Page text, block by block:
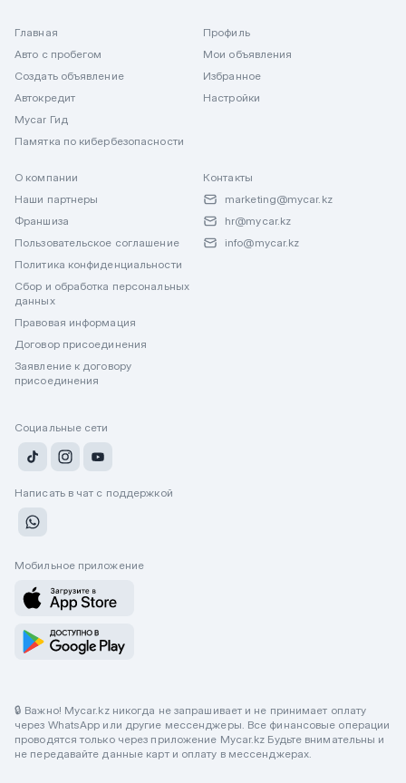
Главная
Авто с пробегом
Создать объявление
Автокредит
Mycar Гид
Памятка по кибербезопасности
Профиль
Мои объявления
Избранное
Настройки
О компании
Наши партнеры
Франшиза
Пользовательское соглашение
Политика конфиденциальности
Сбор и обработка персональных
данных
Правовая информация
Договор присоединения
Заявление к договору
присоединения
Контакты
marketing@mycar.kz
hr@mycar.kz
info@mycar.kz
Социальные сети
Написать в чат с поддержкой
Мобильное приложение
🔒 Важно! Mycar.kz никогда не запрашивает и не принимает оплату
через WhatsApp или другие мессенджеры. Все финансовые операции
проводятся только через приложение Mycar.kz Будьте внимательны и
не передавайте данные карт и оплату в мессенджерах.